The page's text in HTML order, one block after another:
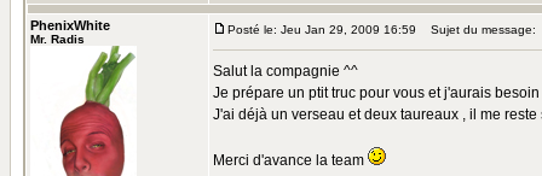
PhenixWhite
Mr. Radis
Posté le: Jeu Jan 29, 2009 16:59 Sujet du message:
Salut la compagnie ^^
Je prépare un ptit truc pour vous et j'aurais
J'ai déjà un verseau et deux taureaux , il me
Merci d'avance la team